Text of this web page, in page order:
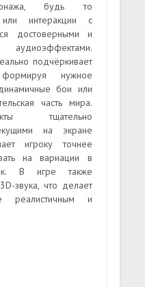
будь то
интеракции с
достоверными и
подчёркивает
нужное
бои или
часть мира.
тщательно
на экране
игроку точнее
на вариации в
В игре также
звука, что делает
реалистичным и